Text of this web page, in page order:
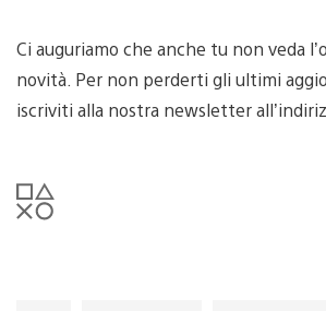
Ci auguriamo che anche tu non veda
novità. Per non perderti gli ultimi
iscriviti alla nostra newsletter